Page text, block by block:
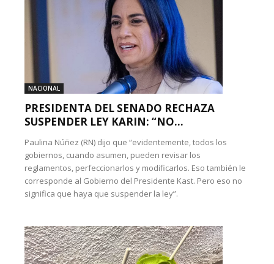
NACIONAL
PRESIDENTA DEL SENADO RECHAZA
SUSPENDER LEY KARIN: “NO...
Paulina Núñez (RN) dijo que “evidentemente, todos los
gobiernos, cuando asumen, pueden revisar los
reglamentos, perfeccionarlos y modificarlos. Eso también le
corresponde al Gobierno del Presidente Kast. Pero eso no
significa que haya que suspender la ley”.